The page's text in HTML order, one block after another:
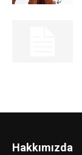
Hakkımızda